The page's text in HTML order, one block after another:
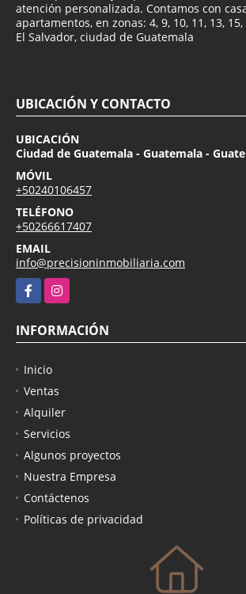
atención personalizada. Contamos con
apartamentos, en zonas: 4, 9, 10, 11, 13,
El Salvador, ciudad de Guatemala
UBICACIÓN Y CONTACTO
UBICACIÓN
Ciudad de Guatemala - Guatemala -
MÓVIL
+50240106457
TELÉFONO
+50266617407
EMAIL
info@precisioninmobiliaria.com
FacebookInstagram
INFORMACIÓN
Inicio
Ventas
Alquiler
Servicios
Algunos proyectos
Nuestra Empresa
Contáctenos
Políticas de privacidad